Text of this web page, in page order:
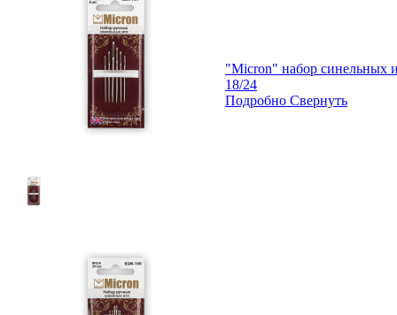
"Micron" набор синельных
18/24
Подробно Свернуть